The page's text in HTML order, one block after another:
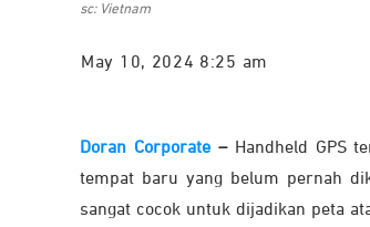
sc: Vietnam
May 10, 2024 8:25 am
Doran Corporate– Handheld GPS
tempat baru yang belum pernah
sangat cocok untuk dijadikan peta